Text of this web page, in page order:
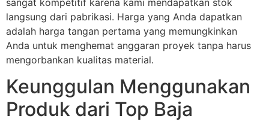
langsung dari pabrikasi. Harga yang Anda dapatkan
adalah harga tangan pertama yang memungkinkan
Anda untuk menghemat anggaran proyek tanpa harus
mengorbankan kualitas material.
Keunggulan Menggunakan
Produk dari Top Baja